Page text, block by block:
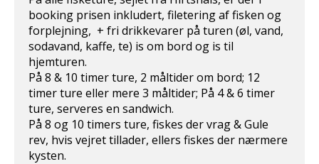
booking prisen inkludert, filetering af fisken og
forplejning, + fri drikkevarer på turen (øl, vand,
sodavand, kaffe, te) is om bord og is til
hjemturen.
På 8 & 10 timer ture, 2 måltider om bord; 12
timer ture eller mere 3 måltider; På 4 & 6 timer
ture, serveres en sandwich.
På 8 og 10 timers ture, fiskes der vrag & Gule
rev, hvis vejret tillader, ellers fiskes der nærmere
kysten.